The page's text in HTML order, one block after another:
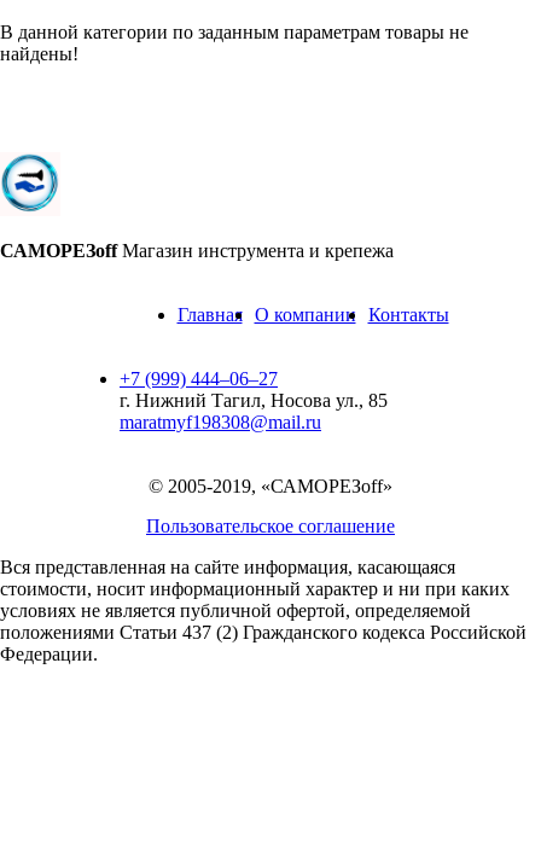
В данной категории по заданным параметрам товары не
найдены!
САМОРЕЗoff Магазин инструмента и крепежа
Главная О компании Контакты
+7 (999) 444‒06‒27
г. Нижний Тагил, Носова ул., 85
maratmyf198308@mail.ru
© 2005-2019, «САМОРЕЗoff»
Пользовательское соглашение
Вся представленная на сайте информация, касающаяся
стоимости, носит информационный характер и ни при каких
условиях не является публичной офертой, определяемой
положениями Статьи 437 (2) Гражданского кодекса Российской
Федерации.